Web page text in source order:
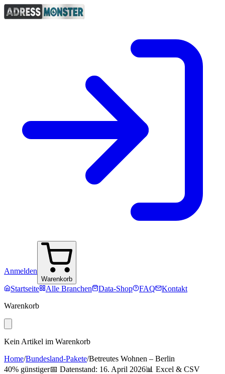
Anmelden
Warenkorb
Startseite Alle Branchen Data-Shop FAQ
Kontakt
Warenkorb
Kein Artikel im Warenkorb
Home/Bundesland-Pakete/Betreutes Wohnen – Berlin
40% günstiger📅 Datenstand: 16. April 2026📊 Excel & CSV